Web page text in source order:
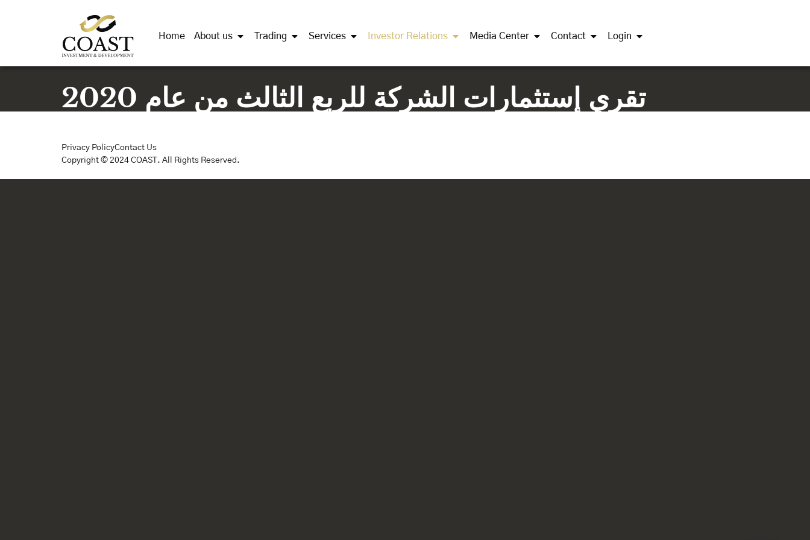
Home About us Trading Services Investor Relations Media Center Contact Login
تقري إستثمارات الشركة للربع الثالث من عام 2020
Privacy PolicyContact Us
Copyright © 2024 COAST. All Rights Reserved.